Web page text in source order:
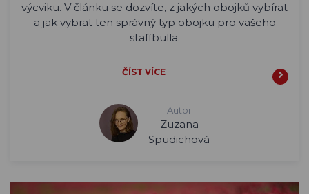
výcviku. V článku se dozvíte, z jakých obojků vybírat
a jak vybrat ten správný typ obojku pro vašeho
staffbulla.
ČÍST VÍCE
Autor
Zuzana
Spudichová